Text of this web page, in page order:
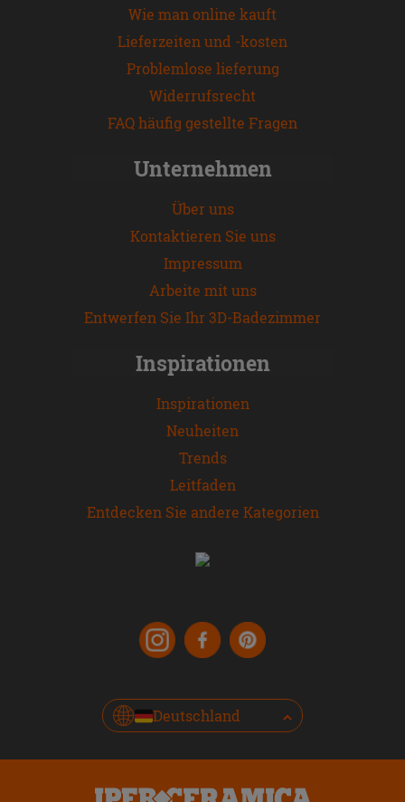
Wie man online kauft
Lieferzeiten und -kosten
Problemlose lieferung
Widerrufsrecht
FAQ häufig gestellte Fragen
Unternehmen
Über uns
Kontaktieren Sie uns
Impressum
Arbeite mit uns
Entwerfen Sie Ihr 3D-Badezimmer
Inspirationen
Inspirationen
Neuheiten
Trends
Leitfaden
Entdecken Sie andere Kategorien
Deutschland